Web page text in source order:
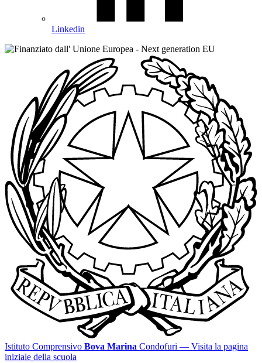
Linkedin
Istituto Comprensivo Bova Marina Condofuri — Visita la pagina
iniziale della scuola